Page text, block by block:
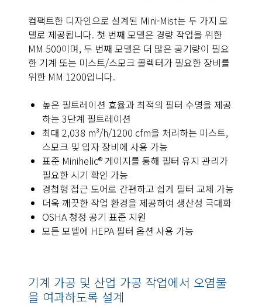
컴팩트한 디자인으로 설계된 Mini-Mist는 두 가지 모
델로 제공됩니다. 첫 번째 모델은 경량 작업을 위한
MM 500이며, 두 번째 모델은 더 많은 공기량이 필요
한 기계 또는 미스트/스모크 콜렉터가 필요한 장비를
위한 MM 1200입니다.
높은 필트레이션 효율과 최적의 필터 수명을 제공
하는 3단계 필트레이션
최대 2,038 m³/h/1200 cfm을 처리하는 미스트,
스모크 및 입자 장비에 사용 가능
표준 Minihelic® 게이지를 통해 필터 유지 관리가
필요한 시기 확인 가능
경첩형 접근 도어로 간편하고 쉽게 필터 교체 가능
더욱 깨끗한 작업 환경을 제공하여 생산성 극대화
OSHA 청정 공기 표준 지원
모든 모델에 HEPA 필터 옵션 사용 가능
기계 가공 및 산업 가공 작업에서 오염물
을 여과하도록 설계